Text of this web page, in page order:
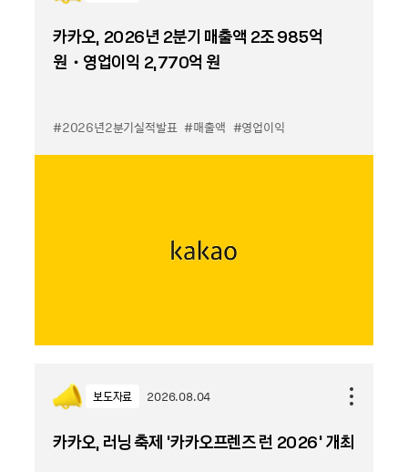
카카오, 2026년 2분기 매출액 2조 985억
원・영업이익 2,770억 원
#2026년2분기실적발표 #매출액 #영업이익
보도자료 2026.08.04
카카오, 러닝 축제 '카카오프렌즈 런 2026' 개최